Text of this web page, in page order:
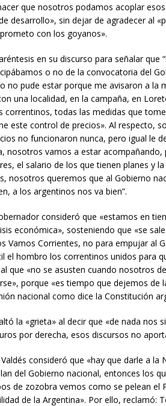
que nosotros podamos acoplar
desarrollo», sin dejar de agradecer al
con los goyanos».
en su discurso para señalar
o no de la convocatoria del
no pude estar porque me avisaron a la
una localidad, en la campaña, en
correntinos, todas las medidas que
este control de precios». Al respecto,
no funcionaron nunca, pero igual le
nosotros vamos a estar
el salario de los que tienen planes y
nosotros queremos que al Gobierno
a los argentinos nos va bien”.
consideró que «estamos en
económica», sosteniendo que «se
Vamos Corrientes, no para empujar al
el hombro los correntinos unidos para
que «no se asusten cuando nosotros
porque «es tiempo que dejemos
nacional como dice la Constitución
la «grieta» al decir que «de nada nos
por derecha, esos discursos no
consideró que «hay que darle a
del Gobierno nacional, entonces los
de zozobra vemos como se pelean el
de la Argentina». Por ello, reclamó: